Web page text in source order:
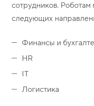
сотрудников.
следующих
Финансы и
HR
IT
Логистика